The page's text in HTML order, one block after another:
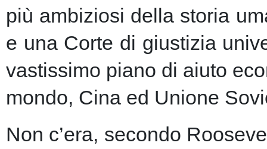
più ambiziosi della storia
e una Corte di giustizia
vastissimo piano di aiuto
mondo, Cina ed Unione
Non c’era, secondo